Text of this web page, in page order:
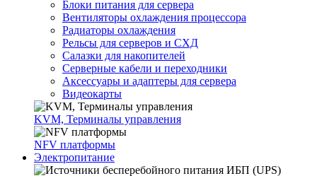
Блоки питания для сервера
Вентиляторы охлаждения процессора
Радиаторы охлаждения
Рельсы для серверов и СХД
Салазки для накопителей
Серверные кабели и переходники
Аксессуары и адаптеры для сервера
Видеокарты
KVM, Терминалы управления
NFV платформы
Электропитание